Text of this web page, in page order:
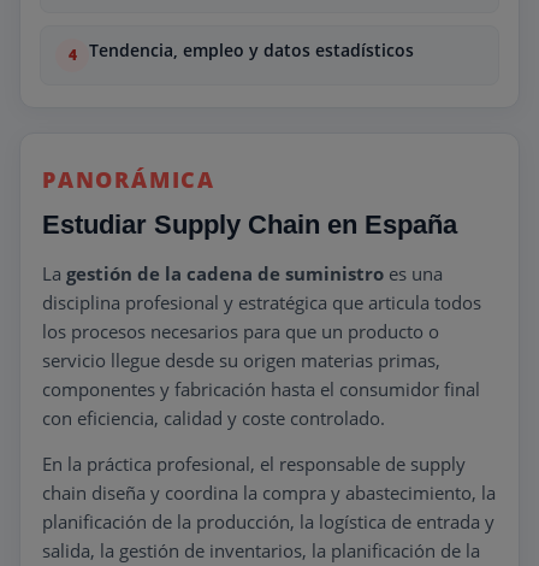
Tendencia, empleo y datos estadísticos
PANORÁMICA
Estudiar Supply Chain en España
La gestión de la cadena de suministro es una
disciplina profesional y estratégica que articula todos
los procesos necesarios para que un producto o
servicio llegue desde su origen materias primas,
componentes y fabricación hasta el consumidor final
con eficiencia, calidad y coste controlado.
En la práctica profesional, el responsable de supply
chain diseña y coordina la compra y abastecimiento, la
planificación de la producción, la logística de entrada y
salida, la gestión de inventarios, la planificación de la